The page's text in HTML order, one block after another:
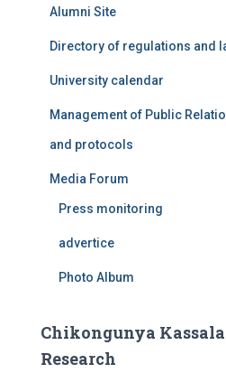
Alumni Site
Directory of regulations and
University calendar
Management of Public
and protocols
Media Forum
Press monitoring
advertice
Photo Album
Chikongunya
Research